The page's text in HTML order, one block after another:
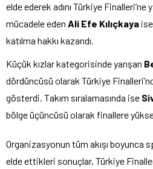
elde ederek adını Türkiye Finalleri’ne
mücadele eden Ali Efe Kılıçkaya
katılma hakkı kazandı.
Küçük kızlar kategorisinde yarışan
dördüncüsü olarak Türkiye
gösterdi. Takım sıralamasında ise
bölge üçüncüsü olarak finallere
Organizasyonun tüm akışı boyunca
elde ettikleri sonuçlar, Türkiye